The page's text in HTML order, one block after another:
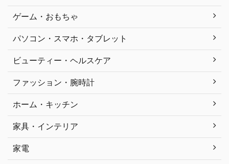
ゲーム・おもちゃ
パソコン・スマホ・タブレット
ビューティー・ヘルスケア
ファッション・腕時計
ホーム・キッチン
家具・インテリア
家電